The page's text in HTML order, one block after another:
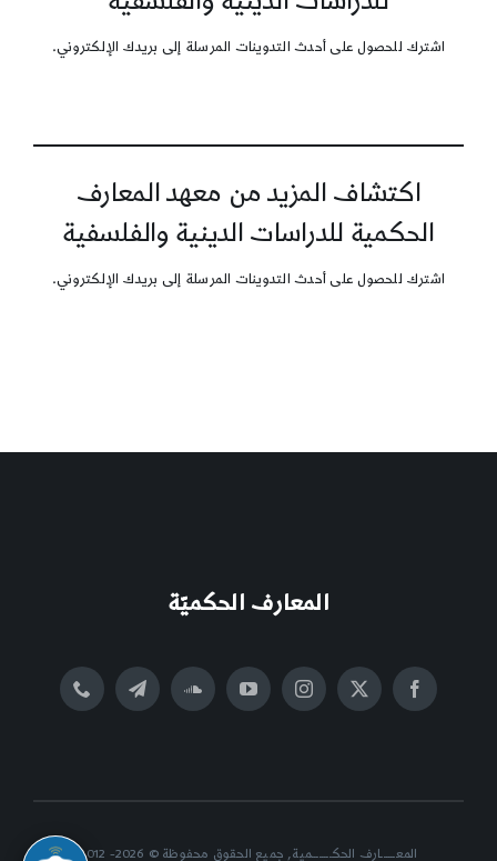
اشترك للحصول على أحدث التدوينات المرسلة إلى بريدك الإلكتروني.
اكتشاف المزيد من معهد المعارف
الحكمية للدراسات الدينية والفلسفية
اشترك للحصول على أحدث التدوينات المرسلة إلى بريدك الإلكتروني.
المعارف الحكميّة
المعــــــارف الحكــــــــمية, جميع الحقوق محفوظة © 2026- 2012